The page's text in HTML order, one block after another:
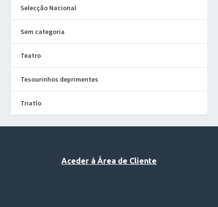
Selecção Nacional
Sem categoria
Teatro
Tesourinhos deprimentes
Triatlo
Aceder à Área de Cliente